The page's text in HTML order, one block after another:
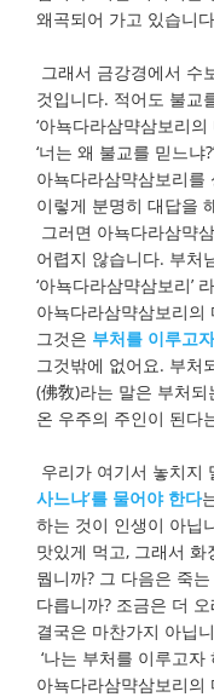
왜곡되어 가고 있습니
그래서 금강경에서 수
것입니다. 적어도 불교
‘아뇩다라삼먁삼보리
‘너는 왜 불교를 믿느냐
아뇩다라삼먁삼보리를
이렇게 분명히 대답을
그러면 아뇩다라삼먁
어렵지 않습니다. 부처
‘아뇩다라삼먁삼보리’
아뇩다라삼먁삼보리의
그것은 부처를 이루고
그것밖에 없어요. 부처
(佛敎)라는 말은 부처
온 우주의 주인이 된다
우리가 여기서 놓치지
사느냐’를 물어야 한다
하는 것이 인생이 아닙
맛있게 먹고, 그래서
뭡니까? 그 다음은 죽
다릅니까? 조금은 더
결국은 마찬가지 아닙
‘나는 부처를 이루고
아뇩다라삼먁삼보리의